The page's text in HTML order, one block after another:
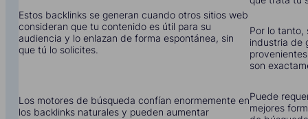
Estos backlinks se generan cuando otros sitios web
consideran que tu contenido es útil para su
audiencia y lo enlazan de forma espontánea, sin
que tú lo solicites.
Los motores de búsqueda confían enormemente en
los backlinks naturales y pueden aumentar
Por lo tanto,
industria de
son
Puede
mejores